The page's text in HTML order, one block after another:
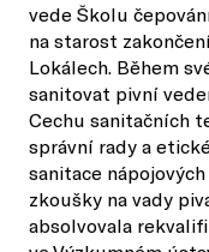
vede Školu
na starost
Lokálech. Během
sanitovat pivní
Cechu sanitačních
správní rady a
sanitace
zkoušky na vady
absolvovala